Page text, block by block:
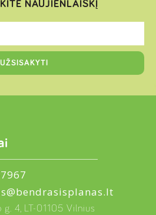
NAUJIENLAIŠKĮ
g. 4, LT-01105 Vilnius